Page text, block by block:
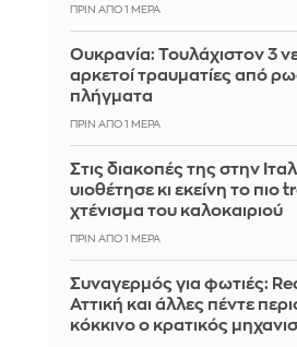
ΠΡΙΝ ΑΠΌ 1 ΜΈΡΑ
Ουκρανία: Τουλάχιστον 3
αρκετοί τραυματίες από
πλήγματα
ΠΡΙΝ ΑΠΌ 1 ΜΈΡΑ
Στις διακοπές της στην
υιοθέτησε κι εκείνη το πιο
χτένισμα του καλοκαιριού
ΠΡΙΝ ΑΠΌ 1 ΜΈΡΑ
Συναγερμός για φωτιές:
Αττική και άλλες πέντε
κόκκινο ο κρατικός